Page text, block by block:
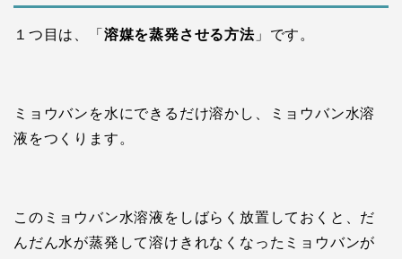
１つ目は、「 溶媒を蒸発させる方法」です。
ミョウバンを水にできるだけ溶かし、ミョウバン水溶
液をつくります。
このミョウバン水溶液をしばらく放置しておくと、だ
んだん水が蒸発して溶けきれなくなったミョウバンが